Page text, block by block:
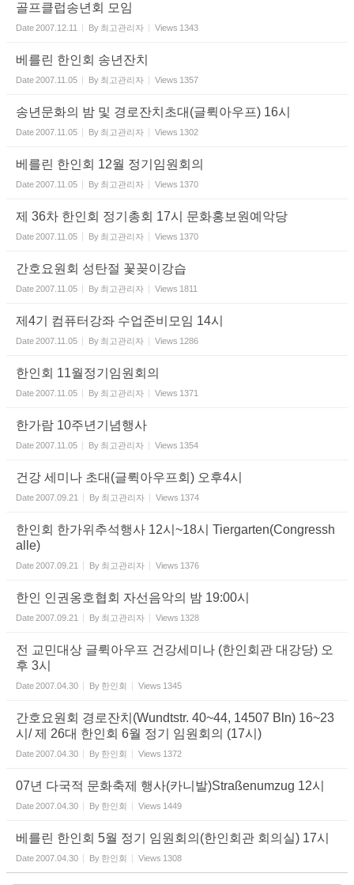
골프클럽송년회 모임
Date2007.12.11 By 최고관리자 Views 1343
베를린 한인회 송년잔치
Date2007.11.05 By 최고관리자 Views 1357
송년문화의 밤 및 경로잔치초대(글뤽아우프) 16시
Date2007.11.05 By 최고관리자 Views 1302
베를린 한인회 12월 정기임원회의
Date2007.11.05 By 최고관리자 Views 1370
제 36차 한인회 정기총회 17시 문화홍보원예악당
Date2007.11.05 By 최고관리자 Views 1370
간호요원회 성탄절 꽃꽂이강습
Date2007.11.05 By 최고관리자 Views 1811
제4기 컴퓨터강좌 수업준비모임 14시
Date2007.11.05 By 최고관리자 Views 1286
한인회 11월정기임원회의
Date2007.11.05 By 최고관리자 Views 1371
한가람 10주년기념행사
Date2007.11.05 By 최고관리자 Views 1354
건강 세미나 초대(글뤽아우프회) 오후4시
Date2007.09.21 By 최고관리자 Views 1374
한인회 한가위추석행사 12시~18시 Tiergarten(Congressh
alle)
Date2007.09.21 By 최고관리자 Views 1376
한인 인권옹호협회 자선음악의 밤 19:00시
Date2007.09.21 By 최고관리자 Views 1328
전 교민대상 글뤽아우프 건강세미나 (한인회관 대강당) 오
후 3시
Date2007.04.30 By 한인회 Views 1345
간호요원회 경로잔치(Wundtstr. 40~44, 14507 Bln) 16~23
시/ 제 26대 한인회 6월 정기 임원회의 (17시)
Date2007.04.30 By 한인회 Views 1372
07년 다국적 문화축제 행사(카니발)Straßenumzug 12시
Date2007.04.30 By 한인회 Views 1449
베를린 한인회 5월 정기 임원회의(한인회관 회의실) 17시
Date2007.04.30 By 한인회 Views 1308